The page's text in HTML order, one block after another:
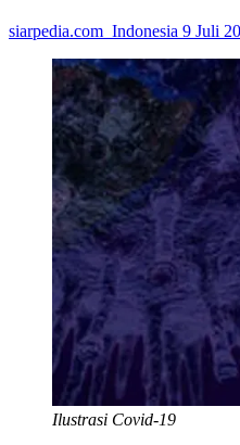
siarpedia.com_Indonesia 9 Juli
Ilustrasi Covid-19